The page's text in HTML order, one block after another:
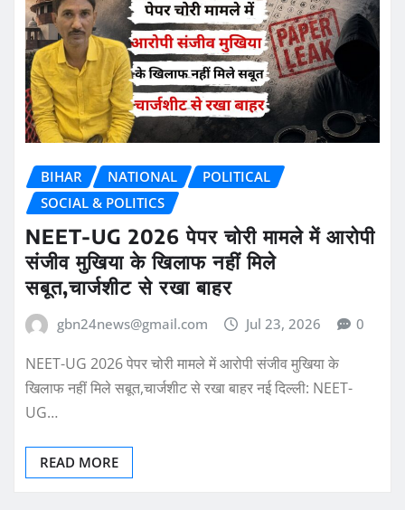
BIHAR NATIONAL
POLITICAL
SOCIAL & POLITICS
NEET-UG 2026 पेपर चोरी मामले में आरोपी
संजीव मुखिया के खिलाफ नहीं मिले
सबूत,चार्जशीट से रखा बाहर
gbn24news@gmail.com Jul 23, 2026 0
NEET-UG 2026 पेपर चोरी मामले में आरोपी संजीव मुखिया के
खिलाफ नहीं मिले सबूत,चार्जशीट से रखा बाहर नई दिल्ली: NEET-
UG…
READ MORE